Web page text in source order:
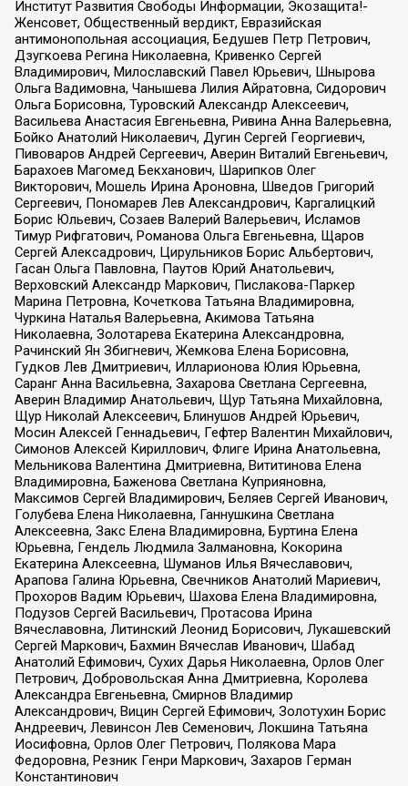
Институт Развития Свободы Информации, Экозащита!-
Женсовет, Общественный вердикт, Евразийская
антимонопольная ассоциация, Бедушев Петр Петрович,
Дзугкоева Регина Николаевна, Кривенко Сергей
Владимирович, Милославский Павел Юрьевич, Шнырова
Ольга Вадимовна, Чанышева Лилия Айратовна, Сидорович
Ольга Борисовна, Туровский Александр Алексеевич,
Васильева Анастасия Евгеньевна, Ривина Анна Валерьевна,
Бойко Анатолий Николаевич, Дугин Сергей Георгиевич,
Пивоваров Андрей Сергеевич, Аверин Виталий Евгеньевич,
Барахоев Магомед Бекханович, Шарипков Олег
Викторович, Мошель Ирина Ароновна, Шведов Григорий
Сергеевич, Пономарев Лев Александрович, Каргалицкий
Борис Юльевич, Созаев Валерий Валерьевич, Исламов
Тимур Рифгатович, Романова Ольга Евгеньевна, Щаров
Сергей Алексадрович, Цирульников Борис Альбертович,
Гасан Ольга Павловна, Паутов Юрий Анатольевич,
Верховский Александр Маркович, Пислакова-Паркер
Марина Петровна, Кочеткова Татьяна Владимировна,
Чуркина Наталья Валерьевна, Акимова Татьяна
Николаевна, Золотарева Екатерина Александровна,
Рачинский Ян Збигневич, Жемкова Елена Борисовна,
Гудков Лев Дмитриевич, Илларионова Юлия Юрьевна,
Саранг Анна Васильевна, Захарова Светлана Сергеевна,
Аверин Владимир Анатольевич, Щур Татьяна Михайловна,
Щур Николай Алексеевич, Блинушов Андрей Юрьевич,
Мосин Алексей Геннадьевич, Гефтер Валентин Михайлович,
Симонов Алексей Кириллович, Флиге Ирина Анатольевна,
Мельникова Валентина Дмитриевна, Вититинова Елена
Владимировна, Баженова Светлана Куприяновна,
Максимов Сергей Владимирович, Беляев Сергей Иванович,
Голубева Елена Николаевна, Ганнушкина Светлана
Алексеевна, Закс Елена Владимировна, Буртина Елена
Юрьевна, Гендель Людмила Залмановна, Кокорина
Екатерина Алексеевна, Шуманов Илья Вячеславович,
Арапова Галина Юрьевна, Свечников Анатолий Мариевич,
Прохоров Вадим Юрьевич, Шахова Елена Владимировна,
Подузов Сергей Васильевич, Протасова Ирина
Вячеславовна, Литинский Леонид Борисович, Лукашевский
Сергей Маркович, Бахмин Вячеслав Иванович, Шабад
Анатолий Ефимович, Сухих Дарья Николаевна, Орлов Олег
Петрович, Добровольская Анна Дмитриевна, Королева
Александра Евгеньевна, Смирнов Владимир
Александрович, Вицин Сергей Ефимович, Золотухин Борис
Андреевич, Левинсон Лев Семенович, Локшина Татьяна
Иосифовна, Орлов Олег Петрович, Полякова Мара
Федоровна, Резник Генри Маркович, Захаров Герман
Константинович